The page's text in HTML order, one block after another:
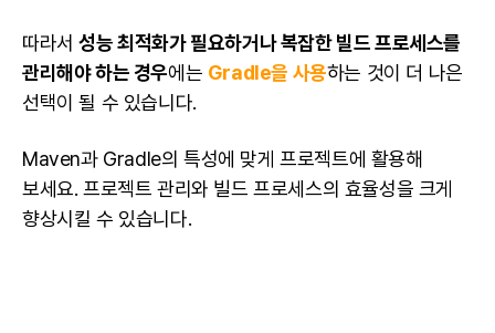
따라서성능 최적화가 필요하거나 복잡한 빌드 프로세스를
관리해야 하는 경우에는 Gradle을 사용하는 것이 더 나은
선택이 될 수 있습니다.
Maven과 Gradle의 특성에 맞게 프로젝트에 활용해
보세요. 프로젝트 관리와 빌드 프로세스의 효율성을 크게
향상시킬 수 있습니다.